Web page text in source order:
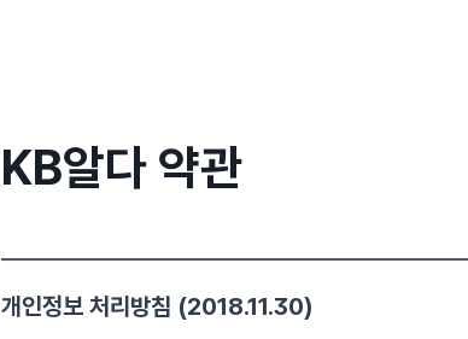
KB알다 약관
개인정보 처리방침 (2018.11.30)